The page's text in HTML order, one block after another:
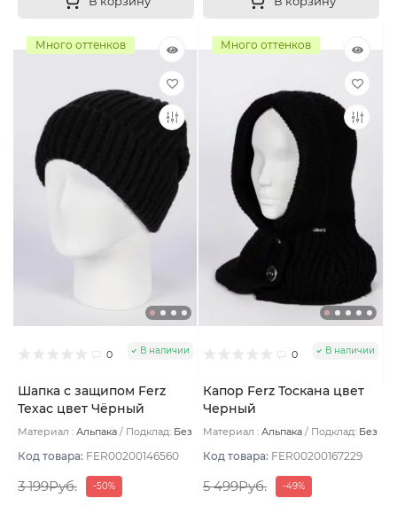
Много оттенков
0 В наличии
Шапка с защипом Ferz
Техас цвет Чёрный
Материал : Альпака Подклад: Без
Код товара: FER00200146560
3 199Руб. -50%
Много оттенков
0 В наличии
Капор Ferz Тоскана цвет
Черный
Материал : Альпака Подклад: Без
Код товара: FER00200167229
5 499Руб. -49%